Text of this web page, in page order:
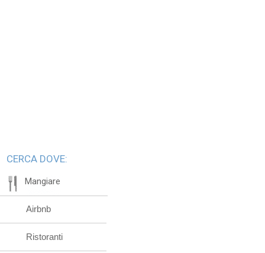
CERCA DOVE:
Mangiare
Airbnb
Ristoranti